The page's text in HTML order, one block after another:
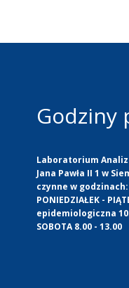
Godziny
Laboratorium Analiz
Jana Pawła II 1 w
czynne w godzinach:
PONIEDZIAŁEK -
epidemiologiczna
SOBOTA 8.00 - 13.00